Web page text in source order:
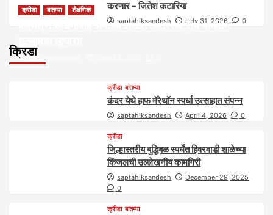
करणार – जितेश कटारिया
saptahiksandesh July 31, 2026 0
क्रिडा
क्रीडा बातम्या शैक्षणिक
पीएमश्री साधनाबाई जगताप शाळेत आंतरराष्ट्रीय योगदिन
saptahiksandesh
क्रीडा बातम्या
कंदर येथे हाफ मॅरेथॉन स्पर्धा उत्साहात संपन्न
saptahiksandesh April 4, 2026 0
क्रीडा
जिल्हास्तरीय बुद्धिबळ स्पर्धेत हिवरवाडी शाळेच्या
किंजलची उल्लेखनीय कामगिरी
saptahiksandesh
December 29, 2025
0
क्रीडा बातम्या